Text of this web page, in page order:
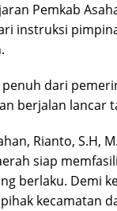
Pemkab
instruksi
dari
berjalan lancar
Rianto, S.H,
siap
berlaku. Demi
kecamatan